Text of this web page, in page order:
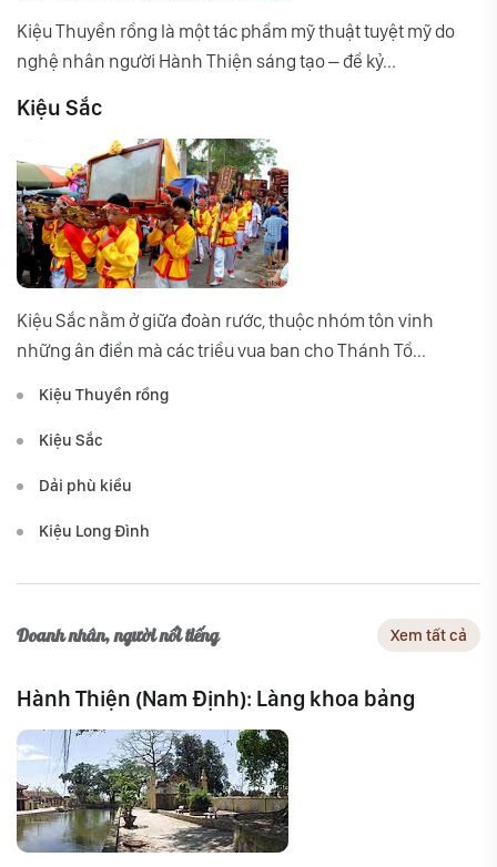
Kiệu Thuyền rồng là một tác phẩm mỹ thuật tuyệt mỹ do
nghệ nhân người Hành Thiện sáng tạo – để kỷ...
Kiệu Sắc
Kiệu Sắc nằm ở giữa đoàn rước, thuộc nhóm tôn vinh
những ân điển mà các triều vua ban cho Thánh Tổ...
Kiệu Thuyền rồng
Kiệu Sắc
Dải phù kiều
Kiệu Long Đình
Doanh nhân, người nổi tiếng Xem tất cả
Hành Thiện (Nam Định): Làng khoa bảng